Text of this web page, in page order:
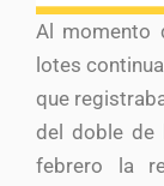
Al momento
lotes
que
del doble de
febrero la